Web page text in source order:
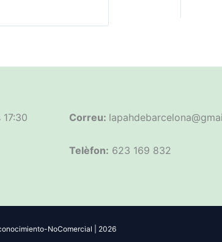
Correu:
Telèfon: 623 169 832
NoComercial | 2026